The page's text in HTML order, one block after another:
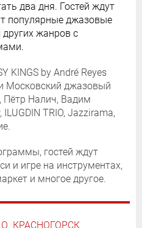
два дня. Гостей ждут
популярные джазовые
других жанров с
KINGS by André Reyes
Московский джазовый
Пётр Налич, Вадим
TRIO, Jazzirama,
гостей ждут
и игре на инструментах,
и многое другое.
КРАСНОГОРСК